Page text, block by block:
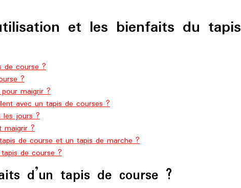
et les bienfaits du tapis
de course ?
?
maigrir ?
avec un tapis de courses ?
les jours ?
maigrir ?
de course et un tapis de marche ?
de course ?
d’un tapis de course ?